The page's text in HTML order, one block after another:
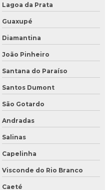
subterrâneos
Lagoa da Prata
Guaxupé
Diamantina
João Pinheiro
Santana do Paraíso
Santos Dumont
São Gotardo
Andradas
Salinas
Capelinha
Visconde do Rio Branco
Caeté